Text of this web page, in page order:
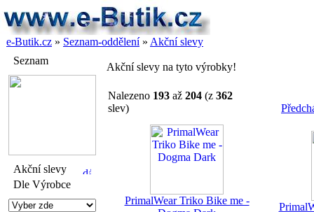
e-Butik.cz » Seznam-oddělení» Akční slevy
Seznam
Akční slevy
Dle Výrobce
Akční slevy na tyto výrobky!
Nalezeno 193 až 204 (z 362
slev)
PrimalWear Triko Bike me -